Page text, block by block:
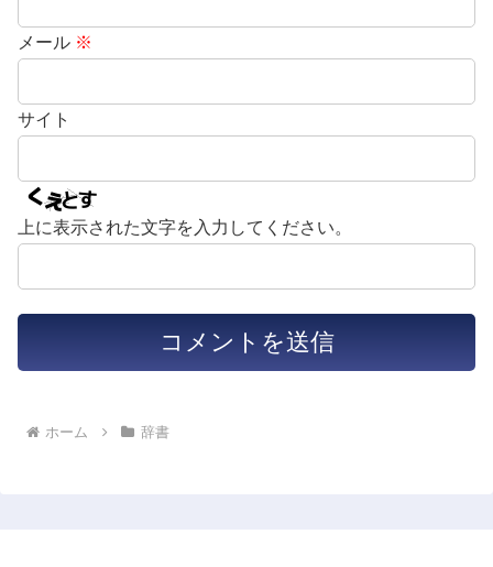
メール ※
サイト
上に表示された文字を入力してください。
ホーム 辞書